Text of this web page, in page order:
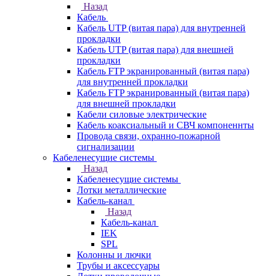
Назад
Кабель
Кабель UTP (витая пара) для внутренней
прокладки
Кабель UTP (витая пара) для внешней
прокладки
Кабель FTP экранированный (витая пара)
для внутренней прокладки
Кабель FTP экранированный (витая пара)
для внешней прокладки
Кабели силовые электрические
Кабель коаксиальный и СВЧ компоненнты
Провода связи, охранно-пожарной
сигнализации
Кабеленесущие системы
Назад
Кабеленесущие системы
Лотки металлические
Кабель-канал
Назад
Кабель-канал
IEK
SPL
Колонны и лючки
Трубы и аксессуары